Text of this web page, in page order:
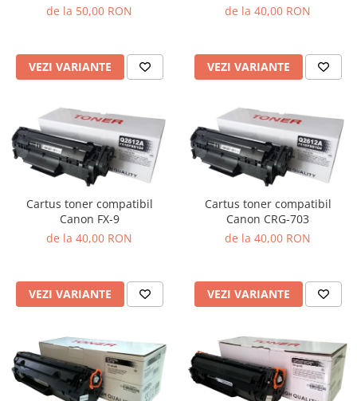
de la 50,00 RON
VEZI VARIANTE
de la 40,00 RON
VEZI VARIANTE
Cartus toner compatibil
Canon FX-9
de la 40,00 RON
VEZI VARIANTE
Cartus toner compatibil
Canon CRG-703
de la 40,00 RON
VEZI VARIANTE